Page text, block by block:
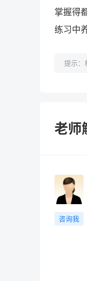
掌握得
练习中
提示：
老师
咨询我